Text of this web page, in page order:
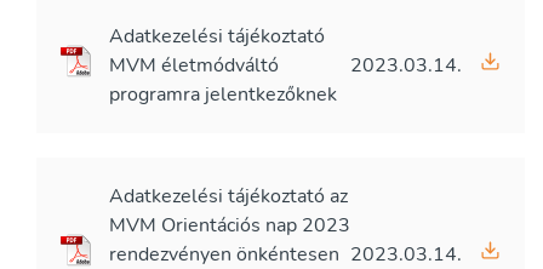
Adatkezelési tájékoztató
MVM életmódváltó
programra jelentkezőknek
2023.03.14.
Adatkezelési tájékoztató az
MVM Orientációs nap 2023
rendezvényen önkéntesen 2023.03.14.